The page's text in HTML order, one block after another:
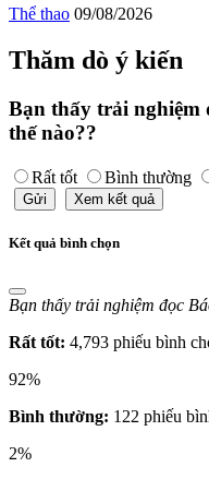
Thể thao 09/08/2026
Thăm dò ý kiến
Bạn thấy trải nghiệm
thế nào??
Rất tốt Bình thường
Gửi Xem kết quả
Kết quả bình chọn
Bạn thấy trải nghiệm đọc
Rất tốt: 4,793 phiếu bình
92%
Bình thường: 122 phiếu
2%